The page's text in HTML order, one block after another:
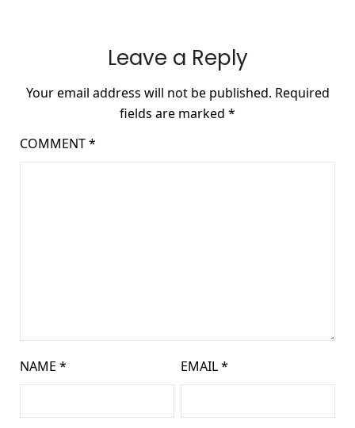
Leave a Reply
Your email address will not be published. Required
fields are marked *
COMMENT*
NAME * EMAIL*